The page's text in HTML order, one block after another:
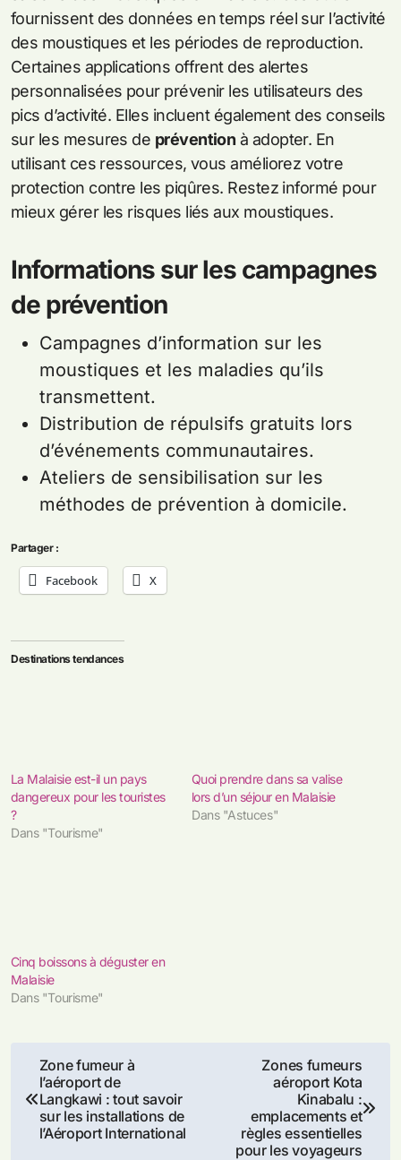
fournissent des données en temps réel sur l’activité
des moustiques et les périodes de reproduction.
Certaines applications offrent des alertes
personnalisées pour prévenir les utilisateurs des
pics d’activité. Elles incluent également des conseils
sur les mesures de prévention à adopter. En
utilisant ces ressources, vous améliorez votre
protection contre les piqûres. Restez informé pour
mieux gérer les risques liés aux moustiques.
Informations sur les campagnes
de prévention
Campagnes d’information sur les
moustiques et les maladies qu’ils
transmettent.
Distribution de répulsifs gratuits lors
d’événements communautaires.
Ateliers de sensibilisation sur les
méthodes de prévention à domicile.
Partager :
Facebook X
Destinations tendances
La Malaisie est-il un pays
dangereux pour les touristes
?
Dans "Tourisme"
Quoi prendre dans sa valise
lors d’un séjour en Malaisie
Dans "Astuces"
Cinq boissons à déguster en
Malaisie
Dans "Tourisme"
Navigation
de
l’article
Zone fumeur à
l’aéroport de
Langkawi : tout savoir
sur les installations de
l’Aéroport International
Zones fumeurs
aéroport Kota
Kinabalu :
emplacements et
règles essentielles
pour les voyageurs